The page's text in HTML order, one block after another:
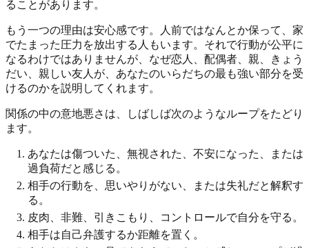
ることがあります。
もう一つの理由は安心感です。人前ではなんとか保って、家
でたまった圧力を放出する人もいます。それで行動が公平に
なるわけではありませんが、なぜ恋人、配偶者、親、きょう
だい、親しい友人が、あなたのいらだちの最も強い部分を受
けるのかを説明してくれます。
関係の中の意地悪さは、しばしば次のようなループをたどり
ます。
あなたは傷ついた、無視された、不安になった、または
過負荷だと感じる。
相手の行動を、思いやりがない、または失礼だと解釈す
る。
皮肉、非難、引きこもり、コントロールで自分を守る。
相手は自己弁護するか距離を置く。